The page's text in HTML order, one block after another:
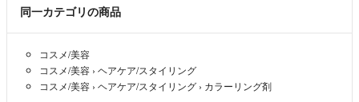
白髪染め
オルディーブ
エンシェールズ
シュワルツコフ
資生堂
同一カテゴリの商品
コスメ/美容
コスメ/美容 › ヘアケア/スタイリング
コスメ/美容 › ヘアケア/スタイリング › カラーリング剤